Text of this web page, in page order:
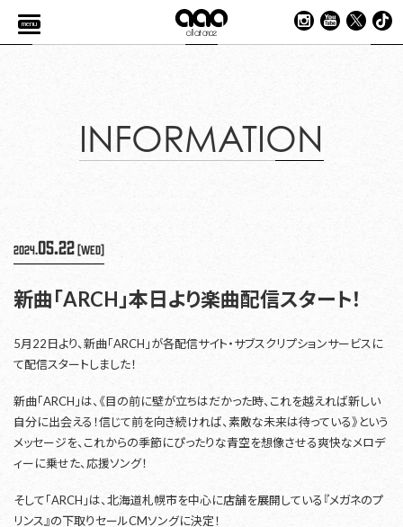
menu
INFORMATION
2024.05.22[Wed]
新曲「ARCH」本日より楽曲配信スタート！
5月22日より、新曲「ARCH」が各配信サイト・サブスクリプションサービスに
て配信スタートしました！
新曲「ARCH」は、《目の前に壁が立ちはだかった時、これを越えれば新しい
自分に出会える！信じて前を向き続ければ、素敵な未来は待っている》という
メッセージを、これからの季節にぴったりな青空を想像させる爽快なメロデ
ィーに乗せた、応援ソング！
そして「ARCH」は、北海道札幌市を中心に店舗を展開している『メガネのプ
リンス』の下取りセールCMソングに決定！